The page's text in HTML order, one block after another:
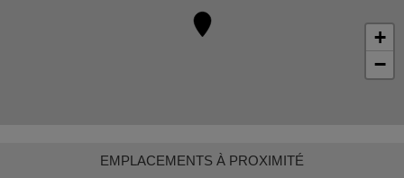
+
−
EMPLACEMENTS À PROXIMITÉ